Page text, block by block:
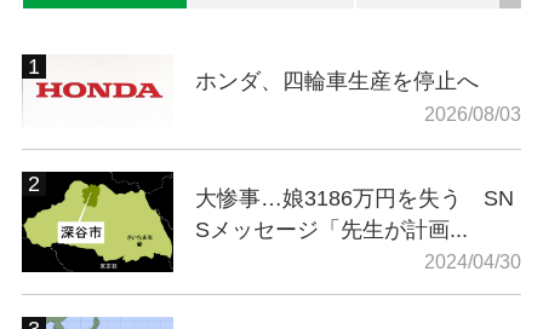
ホンダ、四輪車生産を停止へ
2026/08/03
大惨事…娘3186万円を失う SN
Sメッセージ「先生が計画...
2024/04/30